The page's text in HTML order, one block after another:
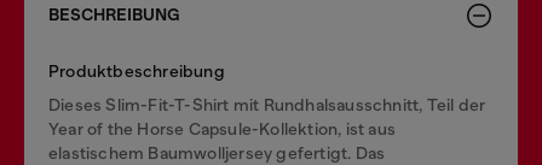
BESCHREIBUNG
Produktbeschreibung
Dieses Slim-Fit-T-Shirt mit Rundhalsausschnitt, Teil der
Year of the Horse Capsule-Kollektion, ist aus
elastischem Baumwolljersey gefertigt. Das